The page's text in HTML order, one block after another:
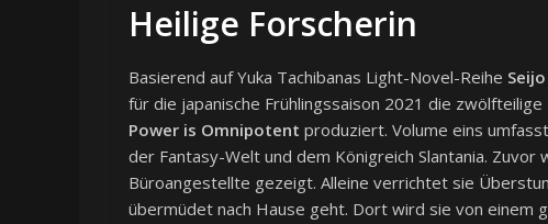
Heilige Forscherin
Basierend auf Yuka Tachibanas Light-Novel-Reihe
für die japanische Frühlingssaison 2021 die
Power is Omnipotent produziert. Volume eins
der Fantasy-Welt und dem Königreich Slantania. Zuvor
Büroangestellte gezeigt. Alleine verrichtet sie
übermüdet nach Hause geht. Dort wird sie von einem